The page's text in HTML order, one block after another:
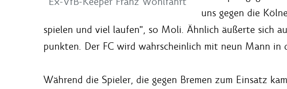
uns gegen die
spielen und viel laufen", so Moli. Ähnlich äußerte sich
punkten. Der FC wird wahrscheinlich mit neun Mann
Während die Spieler, die gegen Bremen zum Einsatz